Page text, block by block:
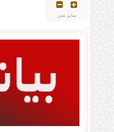
سایز متن